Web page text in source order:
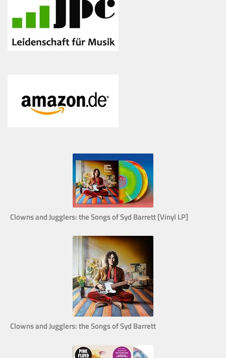
Clowns and Jugglers: the Songs of Syd Barrett [Vinyl LP]
Clowns and Jugglers: the Songs of Syd Barrett